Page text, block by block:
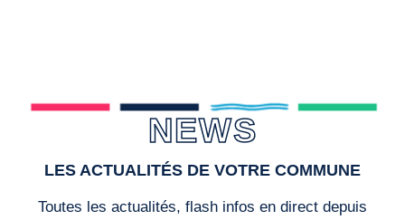
NEWS
LES ACTUALITÉS DE VOTRE COMMUNE
Toutes les actualités, flash infos en direct depuis